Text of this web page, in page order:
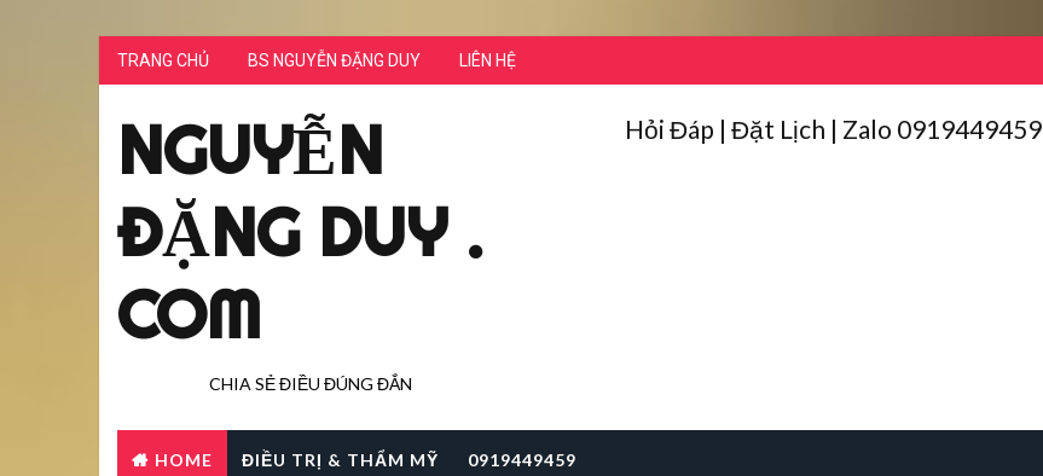
TRANG CHỦ BS NGUYỄN ĐẶNG DUY LIÊN HỆ
NGUYỄN
ĐẶNG DUY .
COM
CHIA SẺ ĐIỀU ĐÚNG ĐẮN
Hỏi Đáp | Đặt Lịch | Zalo 0919449459
HOME ĐIỀU TRỊ & THẨM MỸ 0919449459